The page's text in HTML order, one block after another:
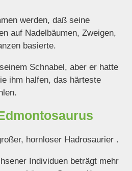
werden, daß seine
auf Nadelbäumen, Zweigen,
basierte.
Schnabel, aber er hatte
ihm halfen, das härteste
hornloser Hadrosaurier .
Individuen beträgt mehr